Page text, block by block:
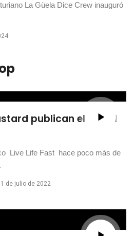
La Güela Dice Crew inauguró
publican el visual
Live Life Fast hace poco más de
1 de julio de 2022